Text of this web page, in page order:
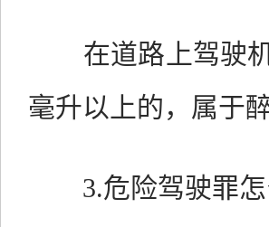
在道路上驾驶机
毫升以上的，属于
3.危险驾驶罪怎